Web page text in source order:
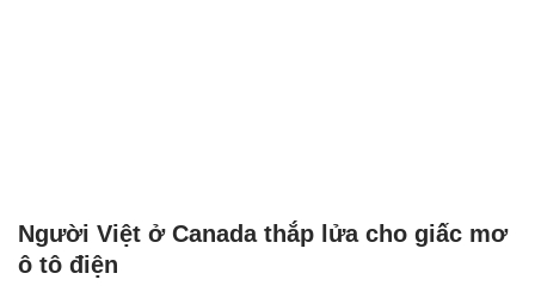
Người Việt ở Canada thắp lửa cho giấc mơ
ô tô điện